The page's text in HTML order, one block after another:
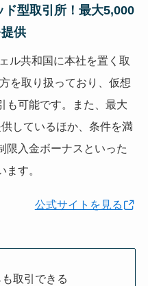
型取引所！最大5,000
供
ル共和国に本社を置く取
を取り扱っており、仮想
も可能です。また、最大
しているほか、条件を満
限入金ボーナスといった
す。
公式サイトを見る
取引できる